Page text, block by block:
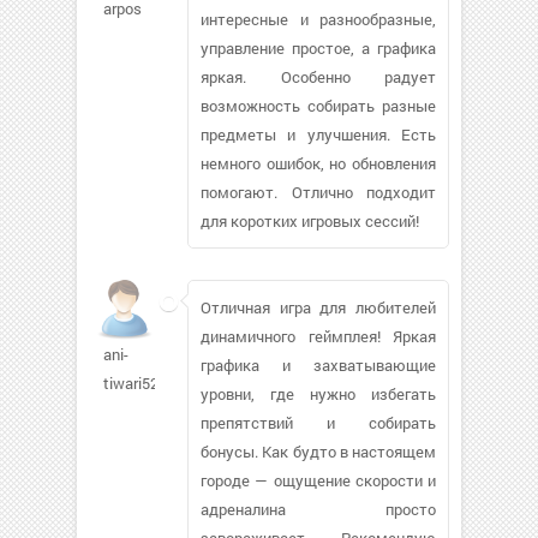
arpos
интересные и разнообразные,
управление простое, а графика
яркая. Особенно радует
возможность собирать разные
предметы и улучшения. Есть
немного ошибок, но обновления
помогают. Отлично подходит
для коротких игровых сессий!
ani-
tiwari526
Отличная игра для любителей
динамичного геймплея! Яркая
графика и захватывающие
уровни, где нужно избегать
препятствий и собирать
бонусы. Как будто в настоящем
городе — ощущение скорости и
адреналина просто